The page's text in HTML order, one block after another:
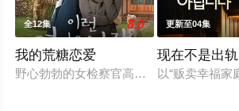
全12集 8.0
我的荒糖恋爱
野心勃勃的女检察官高恩世（贺营 饰）
更新至04集
现在不是出
以“贩卖幸福